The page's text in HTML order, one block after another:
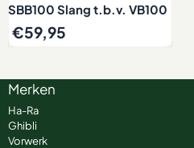
SBB100 Slang t.b.v. VB100
€59,95
Merken
Ha-Ra
Ghibli
Vorwerk